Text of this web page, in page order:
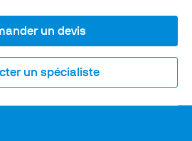
un devis
un spécialiste